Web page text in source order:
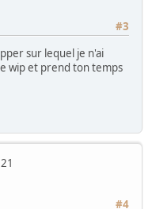
#3
sur lequel je n'ai
wip et prend ton temps
#4